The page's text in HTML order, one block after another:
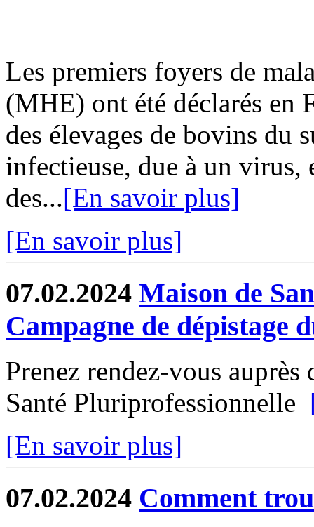
Les premiers foyers de
(MHE) ont été déclarés en
des élevages de bovins du
infectieuse, due à un virus,
des...[En savoir plus]
[En savoir plus]
07.02.2024 Maison de
Campagne de dépistage
Prenez rendez-vous
Santé Pluriprofessionnelle
[En savoir plus]
07.02.2024 Comment